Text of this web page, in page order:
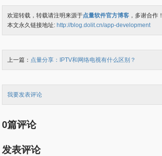
欢迎转载，转载请注明来源于点量软件官方博客 ，多谢合作！
本文永久链接地址: http://blog.dolit.cn/app-development
上一篇： 点量分享：IPTV和网络电视有什么区别？
我要发表评论
0篇评论
发表评论